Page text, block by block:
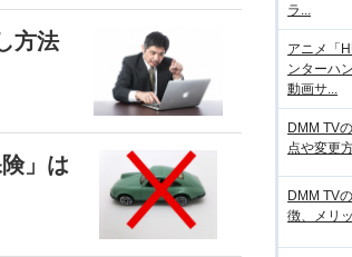
方法
」は
ラ...
アニメ「
ンターハ
動画サ...
DMM TV
点や変更
DMM TV
徴、メリ